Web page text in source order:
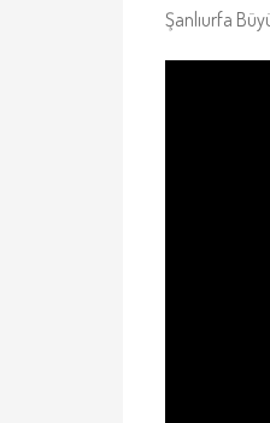
Şanlıurfa